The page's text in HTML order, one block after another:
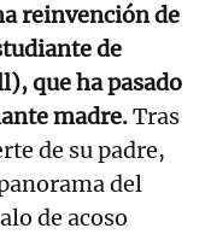
reinvención de
de
que ha pasado
madre.Tras
de su padre,
del
de acoso